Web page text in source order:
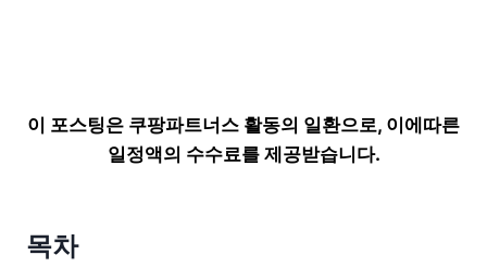
이 포스팅은 쿠팡파트너스 활동의 일환으로, 이에따른
일정액의 수수료를 제공받습니다.
목차